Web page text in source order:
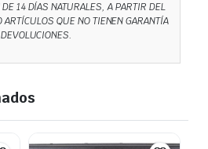
14 DÍAS NATURALES, A PARTIR DEL
ARTÍCULOS QUE NO TIENEN GARANTÍA